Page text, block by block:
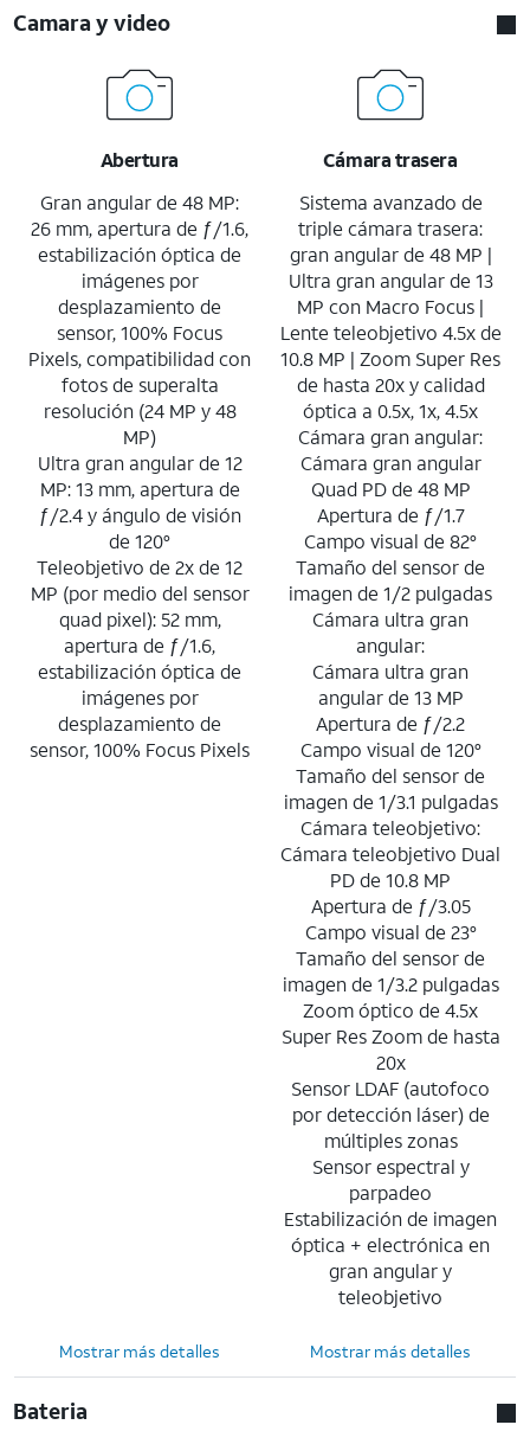
Camara y video
Abertura
Gran angular de 48 MP:
26 mm, apertura de ƒ/1.6,
estabilización óptica de
imágenes por
desplazamiento de
sensor, 100% Focus
Pixels, compatibilidad con
fotos de superalta
resolución (24 MP y 48
MP)
Ultra gran angular de 12
MP: 13 mm, apertura de
ƒ/2.4 y ángulo de visión
de 120°
Teleobjetivo de 2x de 12
MP (por medio del sensor
quad pixel): 52 mm,
apertura de ƒ/1.6,
estabilización óptica de
imágenes por
desplazamiento de
sensor, 100% Focus Pixels
Cámara trasera
Sistema avanzado de
triple cámara trasera:
gran angular de 48 MP |
Ultra gran angular de 13
MP con Macro Focus |
Lente teleobjetivo 4.5x de
10.8 MP | Zoom Super Res
de hasta 20x y calidad
óptica a 0.5x, 1x, 4.5x
Cámara gran angular:
Cámara gran angular
Quad PD de 48 MP
Apertura de ƒ/1.7
Campo visual de 82°
Tamaño del sensor de
imagen de 1/2 pulgadas
Cámara ultra gran
angular:
Cámara ultra gran
angular de 13 MP
Apertura de ƒ/2.2
Campo visual de 120°
Tamaño del sensor de
imagen de 1/3.1 pulgadas
Cámara teleobjetivo:
Cámara teleobjetivo Dual
PD de 10.8 MP
Apertura de ƒ/3.05
Campo visual de 23°
Tamaño del sensor de
imagen de 1/3.2 pulgadas
Zoom óptico de 4.5x
Super Res Zoom de hasta
20x
Sensor LDAF (autofoco
por detección láser) de
múltiples zonas
Sensor espectral y
parpadeo
Estabilización de imagen
óptica + electrónica en
gran angular y
teleobjetivo
Mostrar más detalles Mostrar más detalles
Bateria